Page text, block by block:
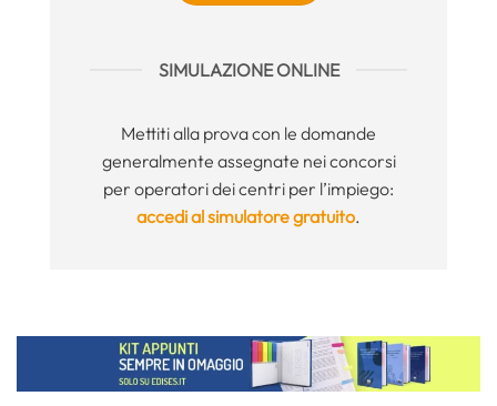
SIMULAZIONE ONLINE
Mettiti alla prova con le domande
generalmente assegnate nei concorsi
per operatori dei centri per l’impiego:
accedi al simulatore gratuito.